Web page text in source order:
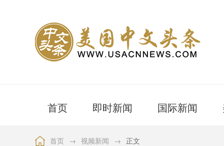
首页 即时新闻 国际新闻
首页 → 视频新闻 → 正文